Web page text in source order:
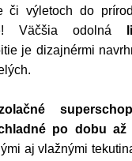
či výletoch do
Väčšia odolná
je dizajnérmi
po dobu až
aj vlažnými